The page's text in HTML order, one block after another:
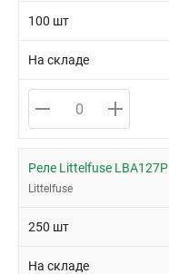
100 шт
На складе
Реле Littelfuse LBA127P
Littelfuse
250 шт
На складе